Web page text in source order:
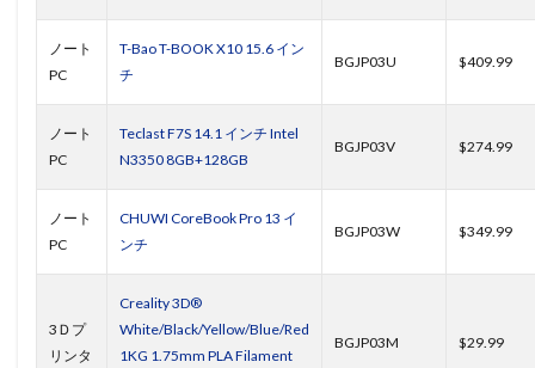
ノート
PC
T-Bao T-BOOK X10 15.6 イン
チ
BGJP03U $409.99
ノート
PC
Teclast F7S 14.1 インチ Intel
N3350 8GB+128GB
BGJP03V $274.99
ノート
PC
CHUWI CoreBook Pro 13 イ
ンチ
BGJP03W $349.99
3Ｄプ
リンタ
Creality 3D®
White/Black/Yellow/Blue/Red
1KG 1.75mm PLA Filament
BGJP03M $29.99